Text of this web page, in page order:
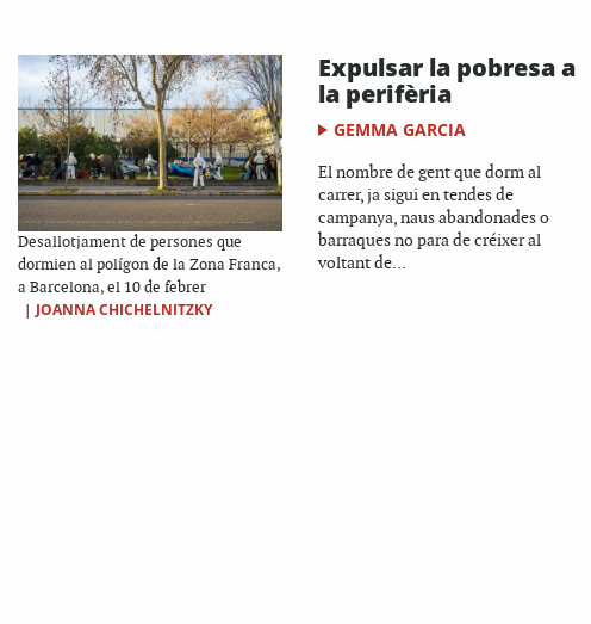
Desallotjament de persones que
dormien al polígon de la Zona Franca,
a Barcelona, el 10 de febrer
| JOANNA CHICHELNITZKY
Expulsar la pobresa a
la perifèria
GEMMA GARCIA
El nombre de gent que dorm al
carrer, ja sigui en tendes de
campanya, naus abandonades o
barraques no para de créixer al
voltant de...